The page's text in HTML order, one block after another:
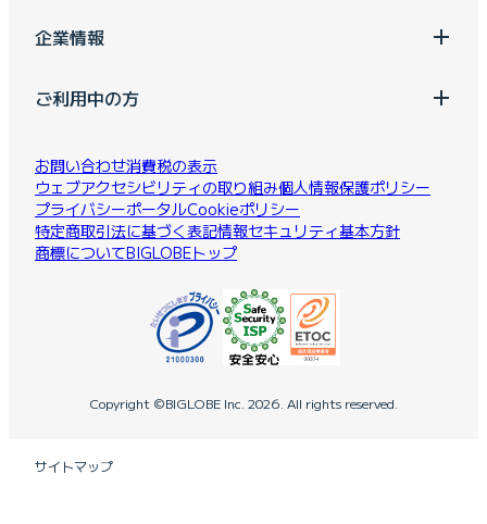
企業情報
ご利用中の方
お問い合わせ消費税の表示
ウェブアクセシビリティの取り組み個人情報保護ポリシー
プライバシーポータルCookieポリシー
特定商取引法に基づく表記情報セキュリティ基本方針
商標についてBIGLOBEトップ
Copyright ©BIGLOBE Inc. 2026. All rights reserved.
サイトマップ